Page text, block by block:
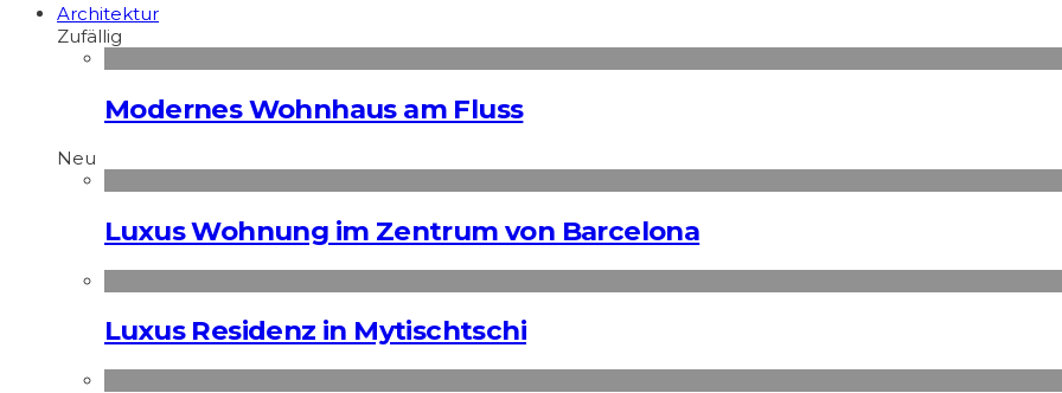
Architektur
Zufällig
Modernes Wohnhaus am Fluss
Neu
Luxus Wohnung im Zentrum von Barcelona
Luxus Residenz in Mytischtschi